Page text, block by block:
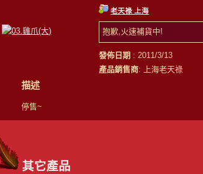
老天祿 上海
抱歉,火速補貨中!
發佈日期 : 2011/3/13
產品銷售商: 上海老天祿
描述
停售~
其它產品